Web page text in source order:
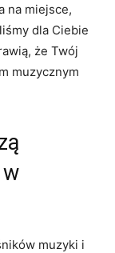
na miejsce,
dla Ciebie
że Twój
muzycznym
muzyki i